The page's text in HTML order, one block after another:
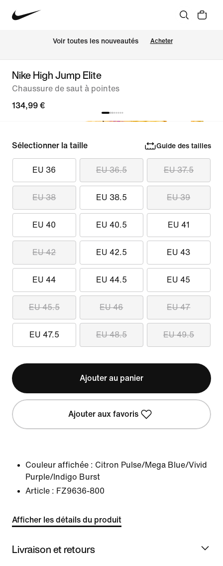
Voir toutes les nouveautés Acheter
Nike High Jump Elite
Chaussure de saut à pointes
134,99 €
Sélectionner la taille Guide des tailles
EU 36 EU 36.5 EU 37.5
EU 38 EU 38.5 EU 39
EU 40 EU 40.5 EU 41
EU 42 EU 42.5 EU 43
EU 44 EU 44.5 EU 45
EU 45.5 EU 46 EU 47
EU 47.5 EU 48.5 EU 49.5
Ajouter au panier
Ajouter aux favoris
Couleur affichée : Citron Pulse/Mega Blue/Vivid
Purple/Indigo Burst
Article : FZ9636-800
Afficher les détails du produit
Livraison et retours